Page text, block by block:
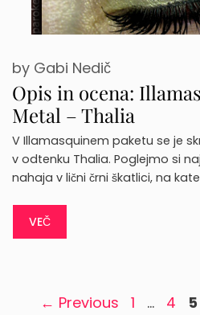
Opis in ocena:
Metal – Thalia
by Gabi Nedič
V Illamasquinem paketu se je
v odtenku Thalia. Poglejmo si
nahaja v lični črni škatlici, na
VEČ
← Previous Page
1 … Page
4 5